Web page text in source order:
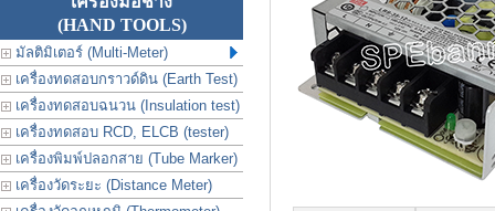
(HAND TOOLS)
มัลติมิเตอร์ (Multi-Meter)
เครื่องทดสอบกราวด์ดิน (Earth Test)
เครื่องทดสอบฉนวน (Insulation test)
เครื่องทดสอบ RCD, ELCB (tester)
เครื่องพิมพ์ปลอกสาย (Tube Marker)
เครื่องวัดระยะ (Distance Meter)